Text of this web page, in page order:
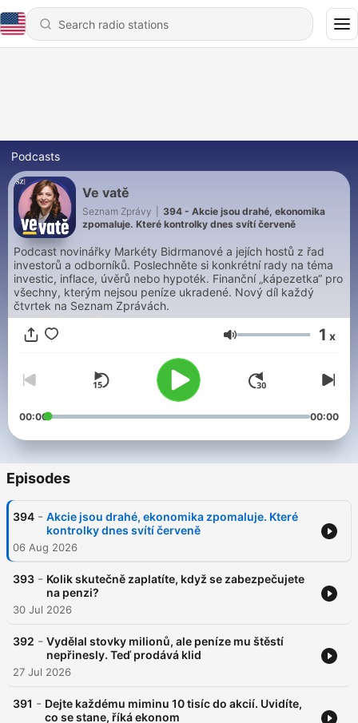
Podcasts
Ve vatě
Seznam Zprávy
394 - Akcie jsou drahé, ekonomika
zpomaluje. Které kontrolky dnes svítí červeně
Podcast novinářky Markéty Bidrmanové a jejích hostů z řad
investorů a odborníků. Poslechněte si konkrétní rady na téma
investic, inflace, úvěrů nebo hypoték. Finanční „kápezetka“ pro
všechny, kterým nejsou peníze ukradené. Nový díl každý
čtvrtek na Seznam Zprávách.
Volume 1 x
00:00 00:00
Episodes
394 - Akcie jsou drahé, ekonomika zpomaluje. Které
kontrolky dnes svítí červeně
06 Aug 2026
393 - Kolik skutečně zaplatíte, když se zabezpečujete
na penzi?
30 Jul 2026
392 - Vydělal stovky milionů, ale peníze mu štěstí
nepřinesly. Teď prodává klid
27 Jul 2026
391 - Dejte každému miminu 10 tisíc do akcií. Uvidíte,
co se stane, říká ekonom